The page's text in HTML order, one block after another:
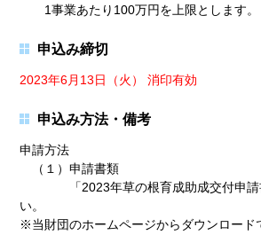
1事業あたり100万円を上限とします。
申込み締切
2023年6月13日（火） 消印有効
申込み方法・備考
申請方法
（１）申請書類
「2023年草の根育成助成交付申請書
い。
※当財団のホームページからダウンロード